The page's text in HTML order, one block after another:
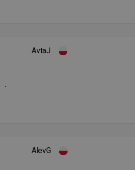
AvtaJ
-
AlevG